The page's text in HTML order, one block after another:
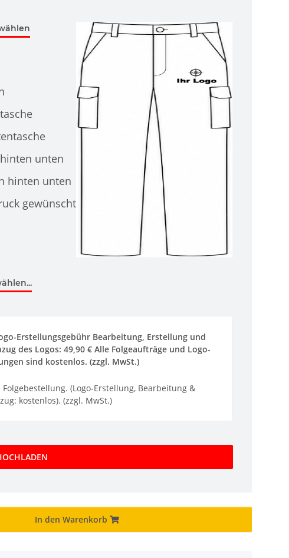
unten
hinten unten
gewünscht
Erstellungsgebühr Bearbeitung, Erstellung und
des Logos: 49,90 € Alle Folgeaufträge und Logo-
sind kostenlos. (zzgl. MwSt.)
Folgebestellung. (Logo-Erstellung, Bearbeitung &
kostenlos). (zzgl. MwSt.)
In den Warenkorb